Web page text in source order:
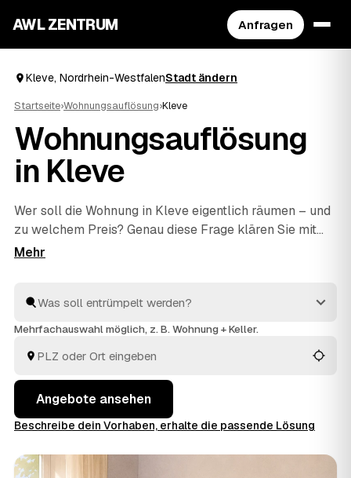
AWL ZENTRUM Anfragen
Kleve, Nordrhein-WestfalenStadt ändern
Startseite›Wohnungsauflösung›Kleve
Wohnungsauflösung
in Kleve
Wer soll die Wohnung in Kleve eigentlich räumen – und
zu welchem Preis? Genau diese Frage klären Sie mit
AWL in einer einzigen Anfrage: Sie schildern den
Festpreis. Räumen, fachgerecht entsorgen und
besenrein an den Vermieter übergeben gehört bei allen
besten passt.
Mehrfachauswahl möglich, z. B. Wohnung + Keller.
Angebote ansehen
Beschreibe dein Vorhaben, erhalte die passende Lösung